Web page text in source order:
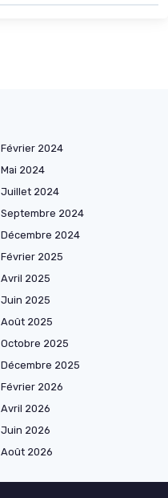
Février 2024
Mai 2024
Juillet 2024
Septembre 2024
Décembre 2024
Février 2025
Avril 2025
Juin 2025
Août 2025
Octobre 2025
Décembre 2025
Février 2026
Avril 2026
Juin 2026
Août 2026